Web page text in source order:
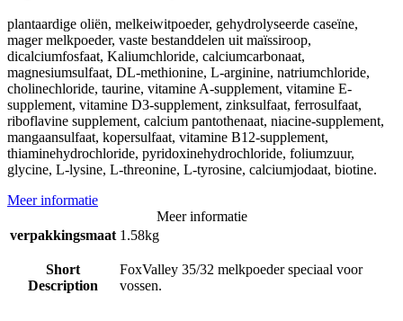
plantaardige oliën, melkeiwitpoeder, gehydrolyseerde caseïne,
mager melkpoeder, vaste bestanddelen uit maïssiroop,
dicalciumfosfaat, Kaliumchloride, calciumcarbonaat,
magnesiumsulfaat, DL-methionine, L-arginine, natriumchloride,
cholinechloride, taurine, vitamine A-supplement, vitamine E-
supplement, vitamine D3-supplement, zinksulfaat, ferrosulfaat,
riboflavine supplement, calcium pantothenaat, niacine-supplement,
mangaansulfaat, kopersulfaat, vitamine B12-supplement,
thiaminehydrochloride, pyridoxinehydrochloride, foliumzuur,
glycine, L-lysine, L-threonine, L-tyrosine, calciumjodaat, biotine.
Meer informatie
Meer informatie
verpakkingsmaat 1.58kg
Short
Description
FoxValley 35/32 melkpoeder speciaal voor
vossen.